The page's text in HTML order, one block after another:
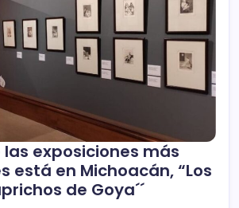
las exposiciones más
está en Michoacán, “Los
de Goya´´